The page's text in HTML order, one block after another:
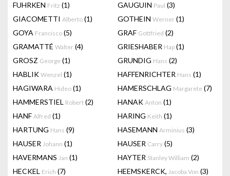
FUHRKEN Fritz (1) GAUGUIN Paul (3)
GIACOMETTI Alberto (1) GOTHEIN Werner (1)
GOYA Francisco (5) GRAF Gottfried (2)
GRAMATTÉ Walter (4) GRIESHABER Hap (1)
GROSZ George (1) GRUNDIG Hans (2)
HABLIK Wenzel (1) HAFFENRICHTER Hans (1)
HAGIWARA Hideo (1) HAMERSCHLAG Margarete (7)
HAMMERSTIEL Robert (2) HANAK Anton (1)
HANF Alfred (1) HARING Keith (1)
HARTUNG Hans (9) HASEMANN Arminius (3)
HAUSER Johann (1) HAUSER Carry (5)
HAVERMANS Jan (1) HAYTER Stanley William (2)
HECKEL Erich (7) HEEMSKERCK, Jacoba Von (3)